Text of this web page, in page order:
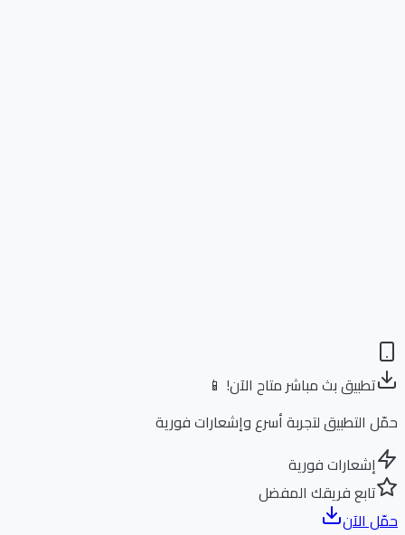
تطبيق بث مباشر متاح الآن! 📱
التطبيق لتجربة أسرع وإشعارات فورية
إشعارات فورية
تابع فريقك المفضل
الآن